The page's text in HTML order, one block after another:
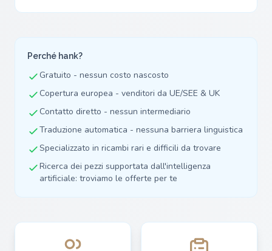
Perché hank?
Gratuito - nessun costo nascosto
Copertura europea - venditori da UE/SEE & UK
Contatto diretto - nessun intermediario
Traduzione automatica - nessuna barriera linguistica
Specializzato in ricambi rari e difficili da trovare
Ricerca dei pezzi supportata dall'intelligenza
artificiale: troviamo le offerte per te